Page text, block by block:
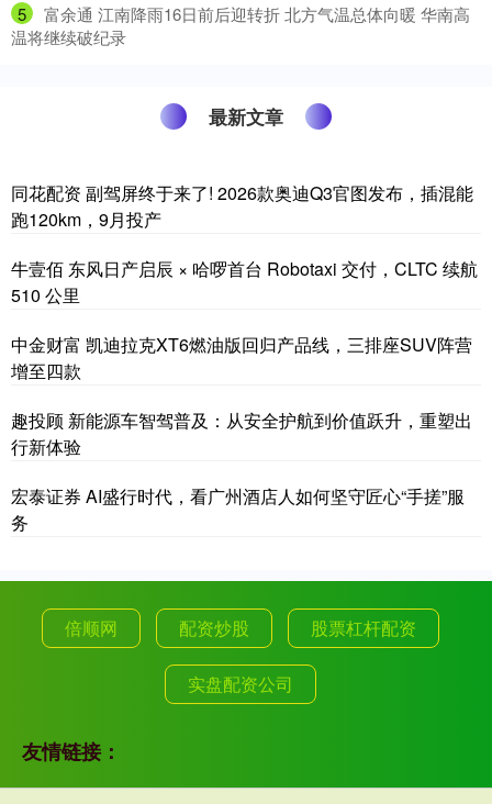
5
​富余通 江南降雨16日前后迎转折 北方气温总体向暖 华南高
温将继续破纪录
最新文章
同花配资 副驾屏终于来了! 2026款奥迪Q3官图发布，插混能
跑120km，9月投产
牛壹佰 东风日产启辰 × 哈啰首台 Robotaxi 交付，CLTC 续航
510 公里
中金财富 凯迪拉克XT6燃油版回归产品线，三排座SUV阵营
增至四款
趣投顾 新能源车智驾普及：从安全护航到价值跃升，重塑出
行新体验
宏泰证券 AI盛行时代，看广州酒店人如何坚守匠心“手搓”服
务
倍顺网 配资炒股 股票杠杆配资
实盘配资公司
友情链接：